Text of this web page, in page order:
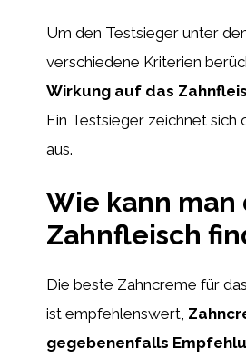
Um den Testsieger unter
verschiedene Kriterien
Wirkung auf das
Ein Testsieger zeichnet
aus.
Wie kann man
Zahnfleisch
Die beste Zahncreme für
ist empfehlenswert,
gegebenenfalls